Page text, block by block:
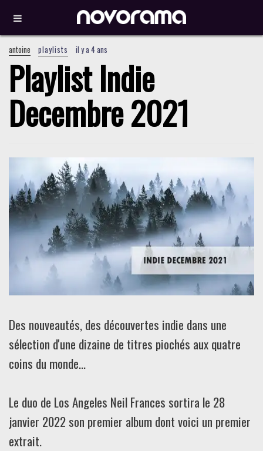
antoine playlists il y a 4 ans
Playlist Indie
Decembre 2021
Des nouveautés, des découvertes indie dans une
sélection d'une dizaine de titres piochés aux quatre
coins du monde...
Le duo de Los Angeles Neil Frances sortira le 28
janvier 2022 son premier album dont voici un premier
extrait.